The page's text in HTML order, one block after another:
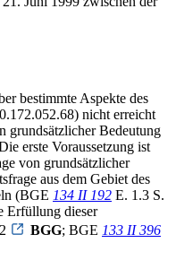
bestimmte Aspekte des
0.172.052.68) nicht erreicht
grundsätzlicher Bedeutung
erste Voraussetzung ist
von grundsätzlicher
aus dem Gebiet des
(BGE 134 II 192 E. 1.3 S.
Erfüllung dieser
BGG; BGE 133 II 396